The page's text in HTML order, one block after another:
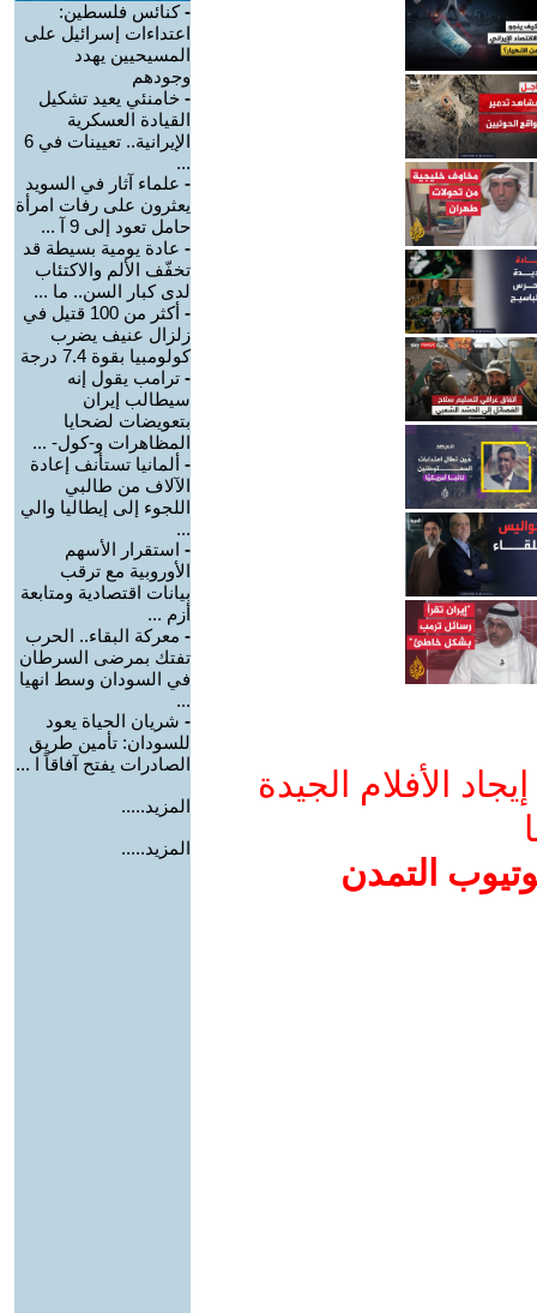
الأفلام الجيدة
التمدن
-كنائس فلسطين:
اعتداءات إسرائيل على
المسيحيين يهدد
وجودهم
- خامنئي يعيد تشكيل
القيادة العسكرية
الإيرانية.. تعيينات في 6
...
- علماء آثار في السويد
يعثرون على رفات امرأة
حامل تعود إلى 9 آ ...
- عادة يومية بسيطة قد
تخفّف الألم والاكتئاب
لدى كبار السن.. ما ...
-
أكثر من 100 قتيل في
زلزال عنيف يضرب
كولومبيا بقوة 7.4 درجة
- ترامب يقول إنه
سيطالب إيران
بتعويضات لضحايا
المظاهرات و-كول- ...
- ألمانيا تستأنف إعادة
الآلاف من طالبي
اللجوء إلى إيطاليا والي
...
- استقرار الأسهم
الأوروبية مع ترقب
بيانات اقتصادية ومتابعة
أزم ...
- معركة البقاء.. الحرب
تفتك بمرضى السرطان
في السودان وسط انهيا
...
- شريان الحياة يعود
للسودان: تأمين طريق
الصادرات يفتح آفاقاً ا ...
المزيد.....
المزيد.....